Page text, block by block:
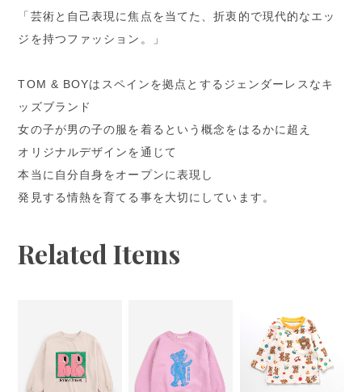
「芸術と自己表現に焦点を当てた、折衷的で現代的なエッ
ジを持つファッション。」
TOM & BOYはスペインを拠点とするジェンダーレスなキ
ッズブランド
女の子が男の子の服を着るという概念をはるかに超え
オリジナルデザインを通じて
本当に自分自身をオープンに表現し
発見する情熱を育てる事を大切にしています。
Related Items